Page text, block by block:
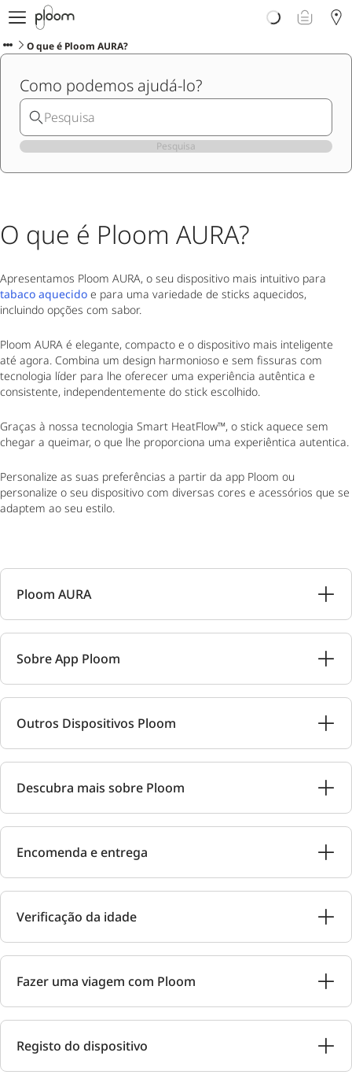
Porquê Ploom?
Loja
Descubra Ploom Club
Artigos
Ajuda e Suporte
O que é Ploom AURA?
Como podemos ajudá-lo?
Pesquisa
O que é Ploom AURA?
Apresentamos Ploom AURA, o seu dispositivo mais intuitivo para
tabaco aquecido e para uma variedade de sticks aquecidos,
incluindo opções com sabor.
Ploom AURA é elegante, compacto e o dispositivo mais inteligente
até agora. Combina um design harmonioso e sem fissuras com
tecnologia líder para lhe oferecer uma experiência autêntica e
consistente, independentemente do stick escolhido.
Graças à nossa tecnologia Smart HeatFlow™, o stick aquece sem
chegar a queimar, o que lhe proporciona uma experiêntica autentica.
Personalize as suas preferências a partir da app Ploom ou
personalize o seu dispositivo com diversas cores e acessórios que se
adaptem ao seu estilo.
Ploom AURA
Sobre App Ploom
Outros Dispositivos Ploom
Descubra mais sobre Ploom
Encomenda e entrega
Verificação da idade
Fazer uma viagem com Ploom
Registo do dispositivo